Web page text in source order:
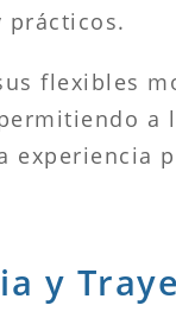
prácticos.
flexibles
a
experiencia
y